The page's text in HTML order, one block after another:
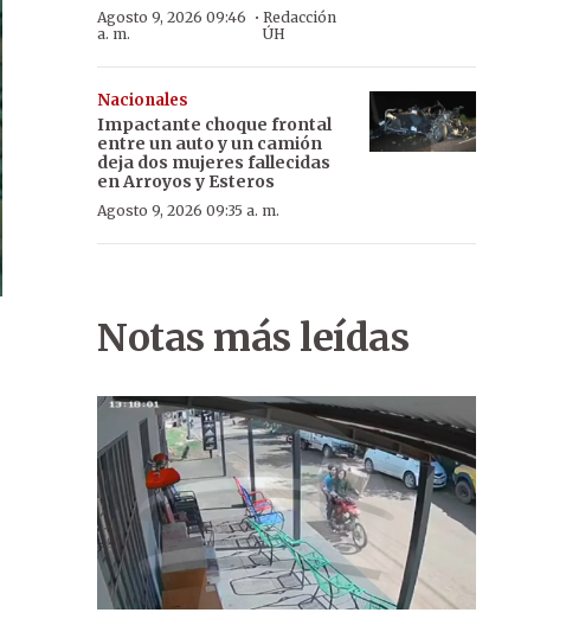
Agosto 9, 2026 09:46
a. m.
·Redacción
ÚH
Nacionales
Impactante choque frontal
entre un auto y un camión
deja dos mujeres fallecidas
en Arroyos y Esteros
Agosto 9, 2026 09:35 a. m.
Notas más leídas